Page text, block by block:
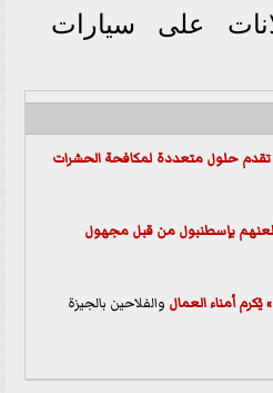
على سيارات
تقدم حلول متعددة لمكافحة الحشرات
أمناء العمال والفلاحين بالجيزة